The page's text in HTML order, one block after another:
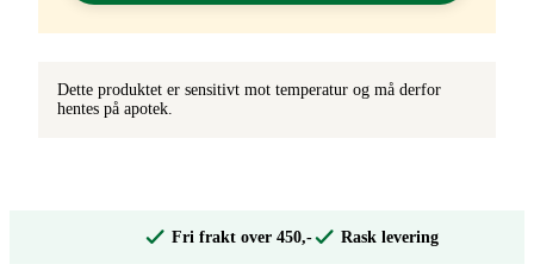
Dette produktet er sensitivt mot temperatur og må derfor
hentes på apotek.
Fri frakt over 450,- Rask levering